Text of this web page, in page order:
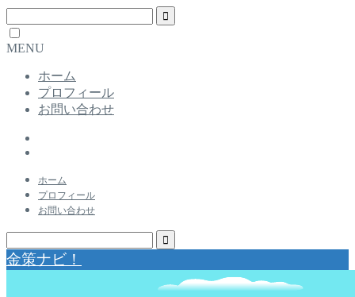
MENU
ホーム
プロフィール
お問い合わせ
ホーム
プロフィール
お問い合わせ
金策ナビ！